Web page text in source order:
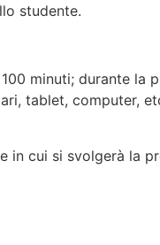
studente.
minuti; durante la
tablet, computer,
in cui si svolgerà la